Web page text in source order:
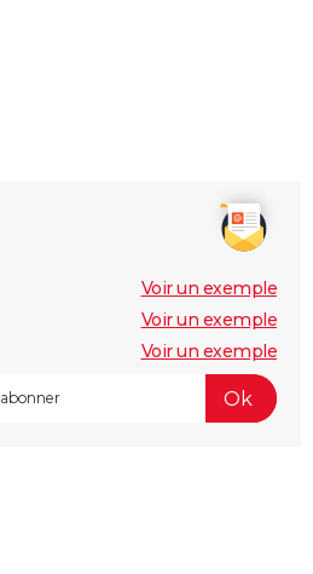
Voir un exemple
Voir un exemple
Voir un exemple